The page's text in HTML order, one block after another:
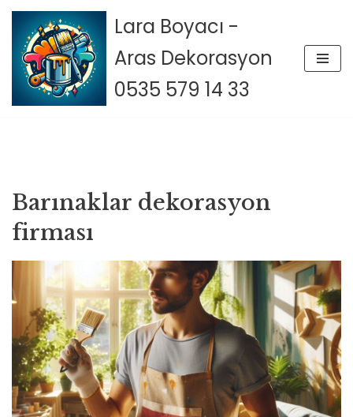
İçeriğe
geç
Lara Boyacı -
Aras Dekorasyon
0535 579 14 33
Barınaklar dekorasyon
firması